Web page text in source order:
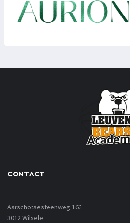
CONTACT
Aarschotsesteenweg 163
3012 Wilsele